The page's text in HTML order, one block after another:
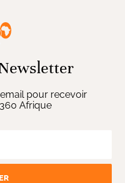
pour recevoir
Afrique